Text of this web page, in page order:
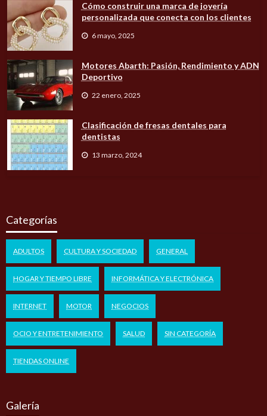
Cómo construir una marca de joyería
personalizada que conecta con los clientes
6 mayo, 2025
Motores Abarth: Pasión, Rendimiento y ADN
Deportivo
22 enero, 2025
Clasificación de fresas dentales para
dentistas
13 marzo, 2024
Categorías
ADULTOS CULTURA Y SOCIEDAD GENERAL
HOGAR Y TIEMPO LIBRE INFORMÁTICA Y ELECTRÓNICA
INTERNET MOTOR NEGOCIOS
OCIO Y ENTRETENIMIENTO SALUD SIN CATEGORÍA
TIENDAS ONLINE
Galería